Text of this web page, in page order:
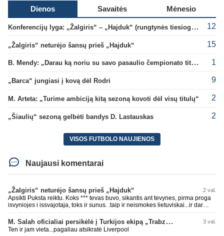
Dienos Savaitės Mėnesio
Konferencijų lyga: „Žalgiris“ – „Hajduk“ (rungtynės tiesiogiai) 12
„Žalgiris“ neturėjo šansų prieš „Hajduk“ 15
B. Mendy: „Darau ką noriu su savo pasaulio čempionato titulu“ 1
„Barca“ jungiasi į kovą dėl Rodri 9
M. Arteta: „Turime ambiciją kitą sezoną kovoti dėl visų titulų“ 2
„Šiaulių“ sezoną gelbėti bandys D. Lastauskas 2
VISOS FUTBOLO NAUJIENOS
Naujausi komentarai
„Žalgiris“ neturėjo šansų prieš „Hajduk“ 2 val.
Apsikti Puksta reiktu. Koks *** tevas buvo, sikantis ant tevynes, pirma proga
isvyniojes i issvajotaja, toks ir sunus. .taip ir neismokes lietuviskai...ir dar
laurynas ikalbins
M. Salah oficialiai persikėlė į Turkijos ekipą „Trabzonspor“ 3 val.
Ten ir jam vieta...pagaliau atsikratė Liverpool